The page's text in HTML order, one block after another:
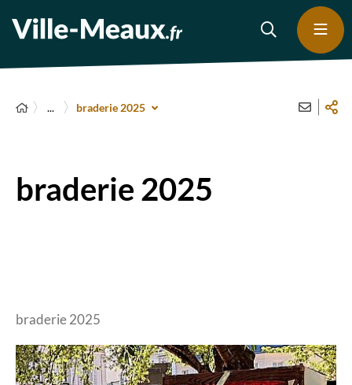
... braderie 2025
braderie 2025
braderie 2025